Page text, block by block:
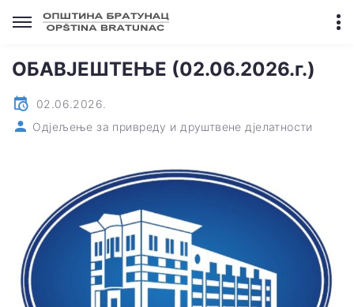
ОБАВЈЕШТЕЊЕ (02.06.2026.г.)
02.06.2026.
Одјељење за привреду и друштвене дјелатности